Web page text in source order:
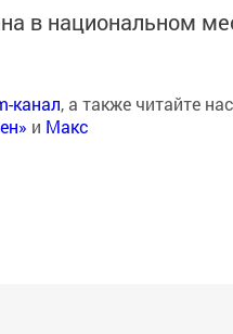
в национальном
канал, а также читайте нас
и Макс